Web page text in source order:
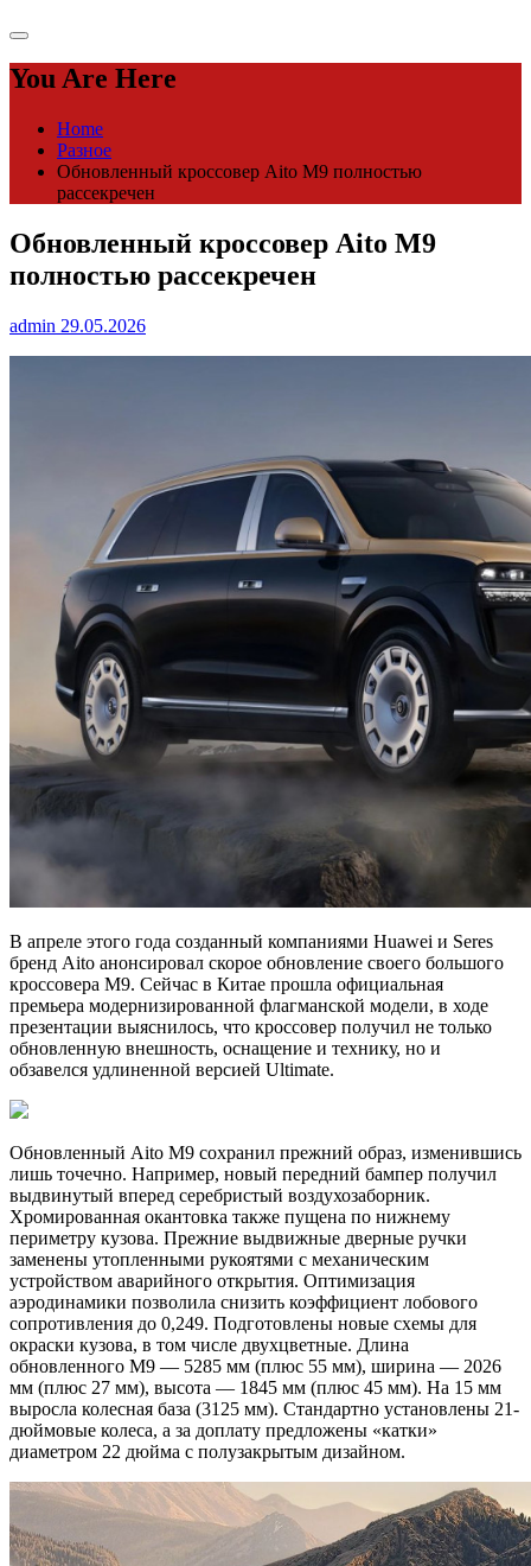
You Are Here
Home
Разное
Обновленный кроссовер Aito M9 полностью
рассекречен
Обновленный кроссовер Aito M9
полностью рассекречен
admin 29.05.2026
В апреле этого года созданный компаниями Huawei и Seres
бренд Aito анонсировал скорое обновление своего большого
кроссовера M9. Сейчас в Китае прошла официальная
премьера модернизированной флагманской модели, в ходе
презентации выяснилось, что кроссовер получил не только
обновленную внешность, оснащение и технику, но и
обзавелся удлиненной версией Ultimate.
Обновленный Aito M9 сохранил прежний образ, изменившись
лишь точечно. Например, новый передний бампер получил
выдвинутый вперед серебристый воздухозаборник.
Хромированная окантовка также пущена по нижнему
периметру кузова. Прежние выдвижные дверные ручки
заменены утопленными рукоятями с механическим
устройством аварийного открытия. Оптимизация
аэродинамики позволила снизить коэффициент лобового
сопротивления до 0,249. Подготовлены новые схемы для
окраски кузова, в том числе двухцветные. Длина
обновленного M9 — 5285 мм (плюс 55 мм), ширина — 2026
мм (плюс 27 мм), высота — 1845 мм (плюс 45 мм). На 15 мм
выросла колесная база (3125 мм). Стандартно установлены 21-
дюймовые колеса, а за доплату предложены «катки»
диаметром 22 дюйма с полузакрытым дизайном.